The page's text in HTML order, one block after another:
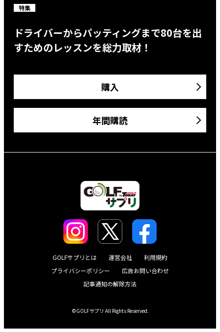
特集
ドライバーからパッティングまで80台を出
すためのレッスンを総力取材！
購入
年間購読
GOLFサプリとは 運営会社
利用規約
プライバシーポリシー
広告お問い合わせ
記事通知の解除方法
©GOLFサプリ All Rights Reserved.